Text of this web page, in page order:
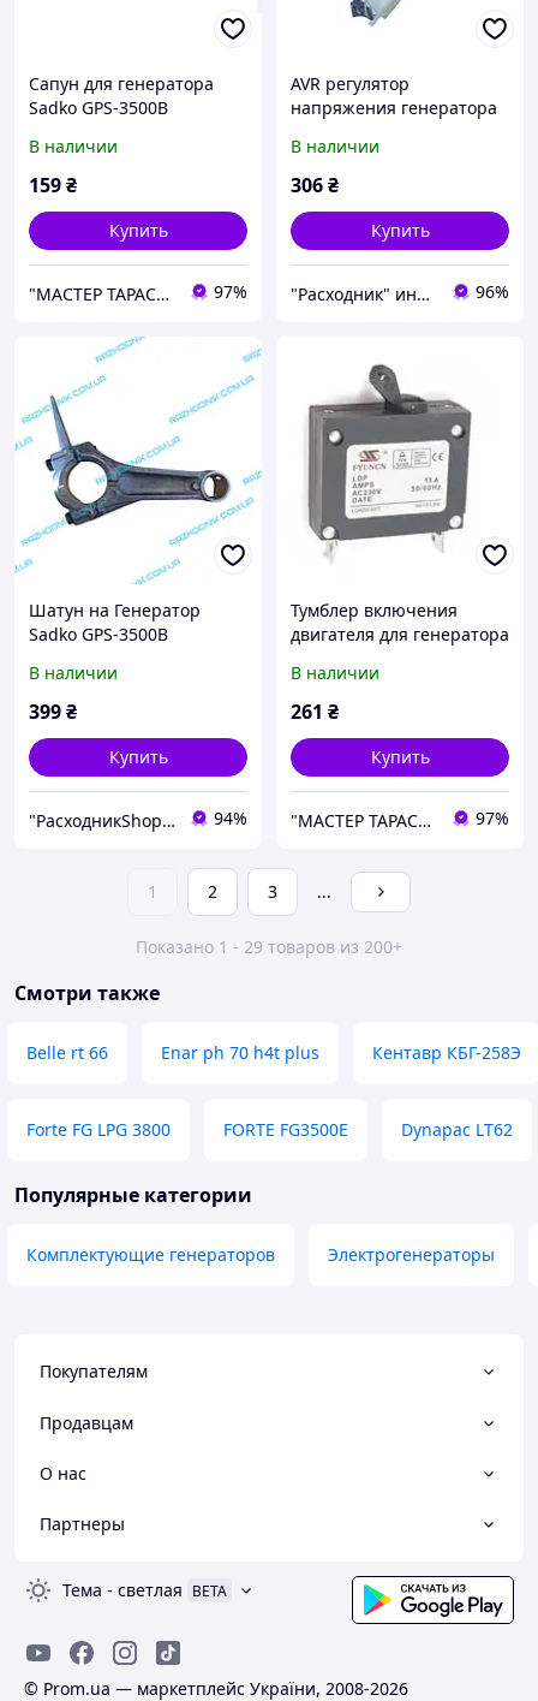
Сапун для генератора
Sadko GPS-3500B
В наличии
159₴
Купить
"МАСТЕР ТАРАС" интернет магазин запчастей и комплеткующих 97%
AVR регулятор
напряжения генератора
В наличии
306₴
Купить
"Расходник" интернет магазин запчастей 96%
Шатун на Генератор
Sadko GPS-3500B
В наличии
399₴
Купить
"РасходникShop" интернет магазин комплектующих и запчастей 94%
Тумблер включения
двигателя для генератора
В наличии
261 ₴
Купить
"МАСТЕР ТАРАС" интернет магазин запчастей и комплеткующих 97%
1 2 3 ...
Показано 1 - 29 товаров из 200+
Смотри также
Belle rt 66 Enar ph 70 h4t plus Кентавр КБГ-258Э
Forte FG LPG 3800 FORTE FG3500E Dynapac LT62
Популярные категории
Комплектующие генераторов Электрогенераторы
Покупателям
Продавцам
О нас
Партнеры
Тема - светлая BETA
© Prom.ua — маркетплейс України, 2008-2026